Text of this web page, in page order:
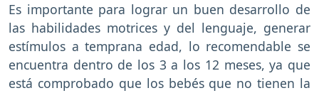
Es importante para lograr un buen desarrollo de
las habilidades motrices y del lenguaje, generar
estímulos a temprana edad, lo recomendable se
encuentra dentro de los 3 a los 12 meses, ya que
está comprobado que los bebés que no tienen la